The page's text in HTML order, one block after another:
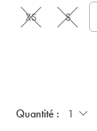
XS S
écrin
de
Quantité :